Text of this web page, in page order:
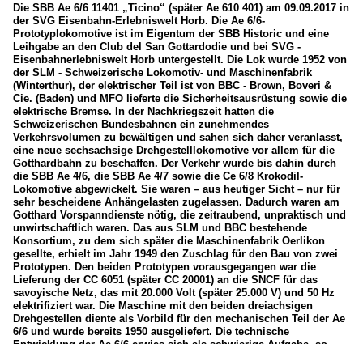
Die SBB Ae 6/6 11401 „Ticino“ (später Ae 610 401) am 09.09.2017 in
der SVG Eisenbahn-Erlebniswelt Horb. Die Ae 6/6-
Prototyplokomotive ist im Eigentum der SBB Historic und eine
Leihgabe an den Club del San Gottardodie und bei SVG -
Eisenbahnerlebniswelt Horb untergestellt. Die Lok wurde 1952 von
der SLM - Schweizerische Lokomotiv- und Maschinenfabrik
(Winterthur), der elektrischer Teil ist von BBC - Brown, Boveri &
Cie. (Baden) und MFO lieferte die Sicherheitsausrüstung sowie die
elektrische Bremse. In der Nachkriegszeit hatten die
Schweizerischen Bundesbahnen ein zunehmendes
Verkehrsvolumen zu bewältigen und sahen sich daher veranlasst,
eine neue sechsachsige Drehgestelllokomotive vor allem für die
Gotthardbahn zu beschaffen. Der Verkehr wurde bis dahin durch
die SBB Ae 4/6, die SBB Ae 4/7 sowie die Ce 6/8 Krokodil-
Lokomotive abgewickelt. Sie waren – aus heutiger Sicht – nur für
sehr bescheidene Anhängelasten zugelassen. Dadurch waren am
Gotthard Vorspanndienste nötig, die zeitraubend, unpraktisch und
unwirtschaftlich waren. Das aus SLM und BBC bestehende
Konsortium, zu dem sich später die Maschinenfabrik Oerlikon
gesellte, erhielt im Jahr 1949 den Zuschlag für den Bau von zwei
Prototypen. Den beiden Prototypen vorausgegangen war die
Lieferung der CC 6051 (später CC 20001) an die SNCF für das
savoyische Netz, das mit 20.000 Volt (später 25.000 V) und 50 Hz
elektrifiziert war. Die Maschine mit den beiden dreiachsigen
Drehgestellen diente als Vorbild für den mechanischen Teil der Ae
6/6 und wurde bereits 1950 ausgeliefert. Die technische